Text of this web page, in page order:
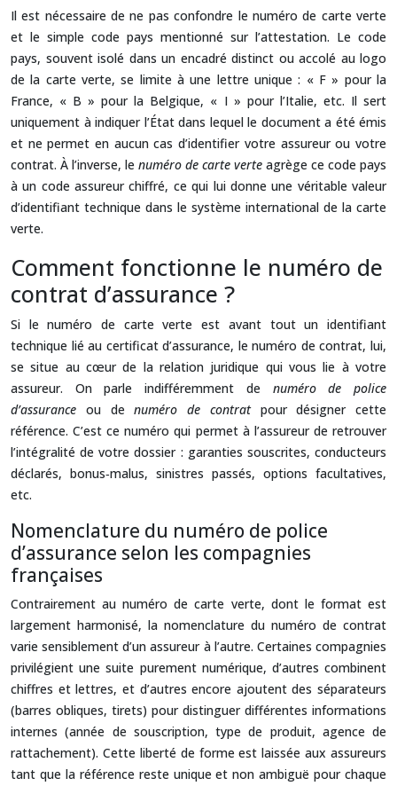
Il est nécessaire de ne pas confondre le numéro de carte verte
et le simple code pays mentionné sur l’attestation. Le code
pays, souvent isolé dans un encadré distinct ou accolé au logo
de la carte verte, se limite à une lettre unique : « F » pour la
France, « B » pour la Belgique, « I » pour l’Italie, etc. Il sert
uniquement à indiquer l’État dans lequel le document a été émis
et ne permet en aucun cas d’identifier votre assureur ou votre
contrat. À l’inverse, le numéro de carte verte agrège ce code pays
à un code assureur chiffré, ce qui lui donne une véritable valeur
d’identifiant technique dans le système international de la carte
verte.
Comment fonctionne le numéro de
contrat d’assurance ?
Si le numéro de carte verte est avant tout un identifiant
technique lié au certificat d’assurance, le numéro de contrat, lui,
se situe au cœur de la relation juridique qui vous lie à votre
assureur. On parle indifféremment de numéro de police
d’assurance ou denuméro de contratpour désigner cette
référence. C’est ce numéro qui permet à l’assureur de retrouver
l’intégralité de votre dossier : garanties souscrites, conducteurs
déclarés, bonus‑malus, sinistres passés, options facultatives,
etc.
Nomenclature du numéro de police
d’assurance selon les compagnies
françaises
Contrairement au numéro de carte verte, dont le format est
largement harmonisé, la nomenclature du numéro de contrat
varie sensiblement d’un assureur à l’autre. Certaines compagnies
privilégient une suite purement numérique, d’autres combinent
chiffres et lettres, et d’autres encore ajoutent des séparateurs
(barres obliques, tirets) pour distinguer différentes informations
internes (année de souscription, type de produit, agence de
rattachement). Cette liberté de forme est laissée aux assureurs
tant que la référence reste unique et non ambiguë pour chaque